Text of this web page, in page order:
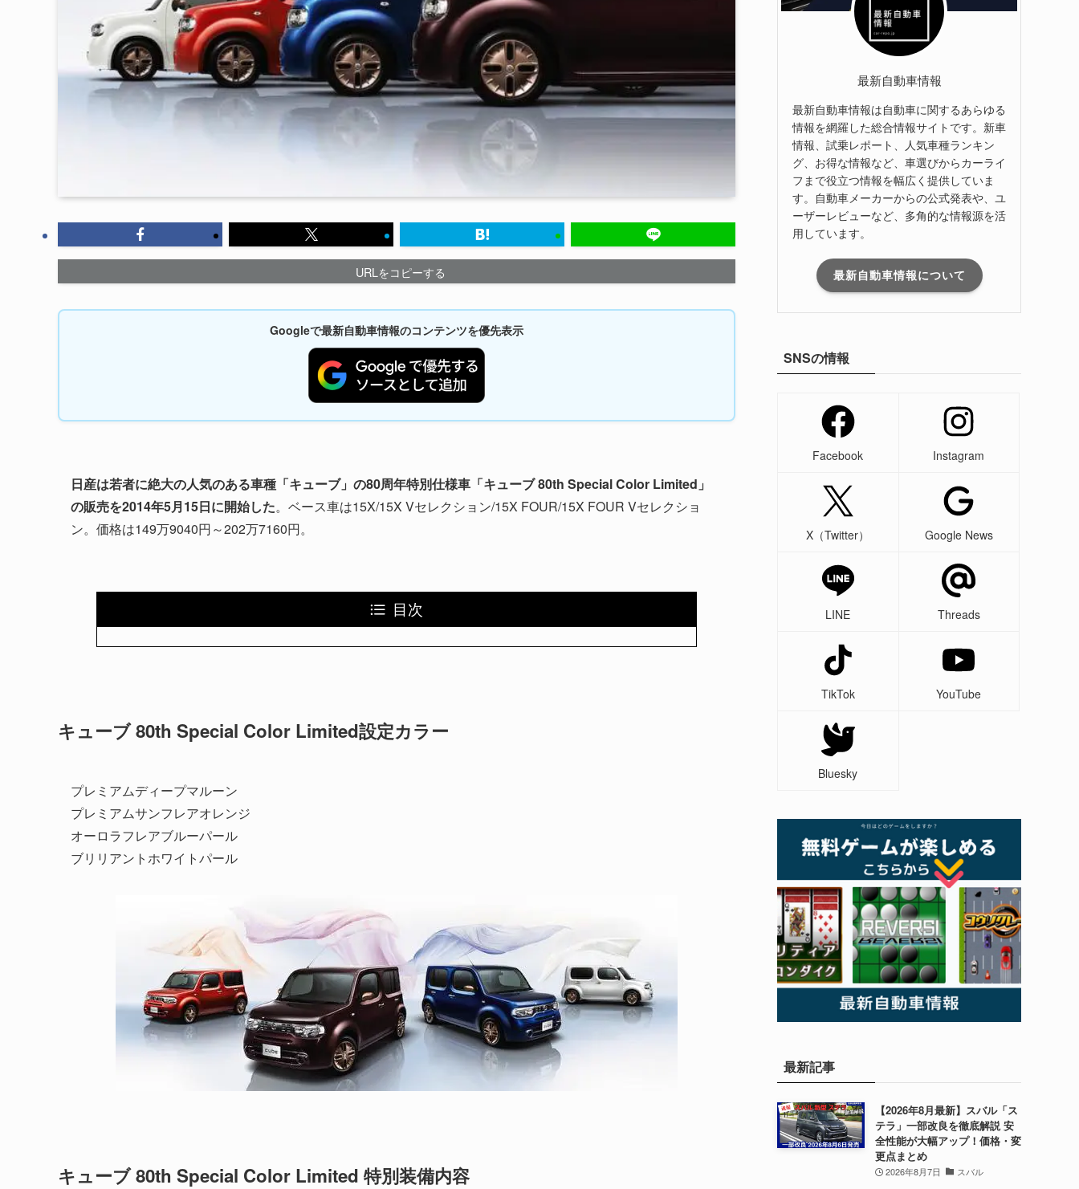
URLをコピーする
Googleで最新自動車情報のコンテンツを優先表示
日産は若者に絶大の人気のある車種「キューブ」の80周年特別仕様車「キューブ 80th Special Color Limited」
の販売を2014年5月15日に開始した。ベース車は15X/15X Vセレクション/15X FOUR/15X FOUR Vセレクショ
ン。価格は149万9040円～202万7160円。
目次
キューブ 80th Special Color Limited設定カラー
プレミアムディープマルーン
プレミアムサンフレアオレンジ
オーロラフレアブルーパール
ブリリアントホワイトパール
キューブ 80th Special Color Limited 特別装備内容
最新自動車情報
最新自動車情報は自動車に関するあらゆる
情報を網羅した総合情報サイトです。新車
情報、試乗レポート、人気車種ランキン
グ、お得な情報など、車選びからカーライ
フまで役立つ情報を幅広く提供していま
す。自動車メーカーからの公式発表や、ユ
ーザーレビューなど、多角的な情報源を活
用しています。
最新自動車情報について
SNSの情報
Facebook Instagram
X（Twitter） Google News
LINE Threads
TikTok YouTube
Bluesky
最新記事
【2026年8月最新】スバル「ス
テラ」一部改良を徹底解説 安
全性能が大幅アップ！価格・変
更点まとめ
2026年8月7日 スバル